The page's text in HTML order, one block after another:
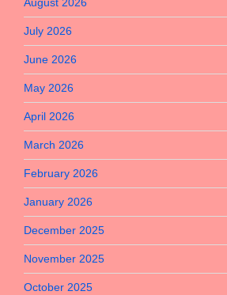
August 2026
July 2026
June 2026
May 2026
April 2026
March 2026
February 2026
January 2026
December 2025
November 2025
October 2025